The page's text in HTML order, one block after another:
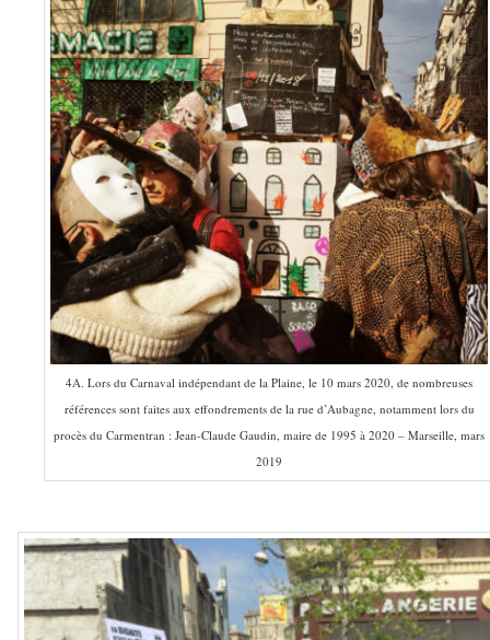
4A. Lors du Carnaval indépendant de la Plaine, le 10 mars 2020, de nombreuses
références sont faites aux effondrements de la rue d’Aubagne, notamment lors du
procès du Carmentran : Jean-Claude Gaudin, maire de 1995 à 2020 – Marseille, mars
2019